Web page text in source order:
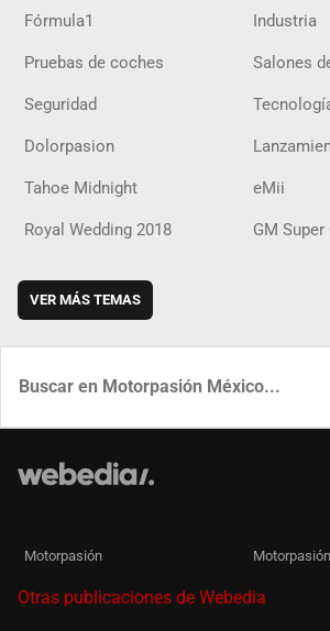
Fórmula1 Industria
Pruebas de coches Salones
Seguridad
Dolorpasion
Tahoe Midnight eMii
Royal Wedding 2018 GM
VER MÁS TEMAS
Motorpasión
Otras publicaciones de Webedia